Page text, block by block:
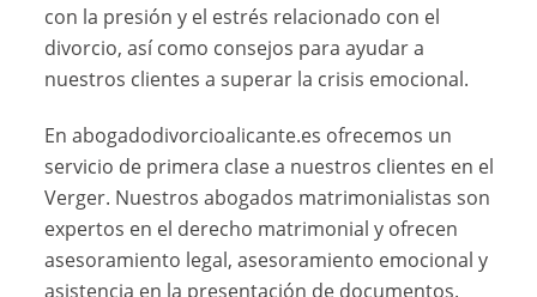
con la presión y el estrés relacionado con el
divorcio, así como consejos para ayudar a
nuestros clientes a superar la crisis emocional.
En abogadodivorcioalicante.es ofrecemos un
servicio de primera clase a nuestros clientes en el
Verger. Nuestros abogados matrimonialistas son
expertos en el derecho matrimonial y ofrecen
asesoramiento legal, asesoramiento emocional y
asistencia en la presentación de documentos.